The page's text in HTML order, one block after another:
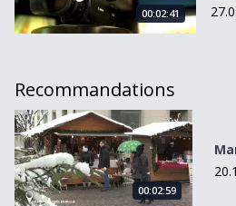
00:02:41
Recommandations
Marché de Noël de Bulle
00:02:59